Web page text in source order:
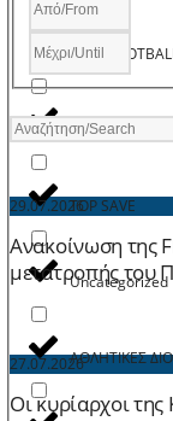
PASP
TOP GOAL
TOP SAVE
Uncategorized
ΑΘΛΗΤΙΚΕΣ
29.07.2026
Ανακοίνωση της
μετατροπής του
27.07.2026
Οι κυρίαρχοι